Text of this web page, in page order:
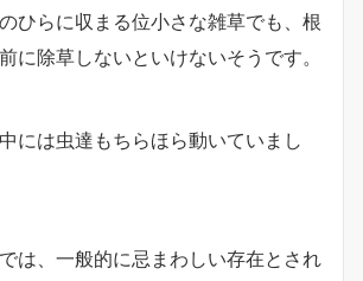
ひらに収まる位小さな雑草でも、根
に除草しないといけないそうです。
には虫達もちらほら動いていまし
は、一般的に忌まわしい存在とされ